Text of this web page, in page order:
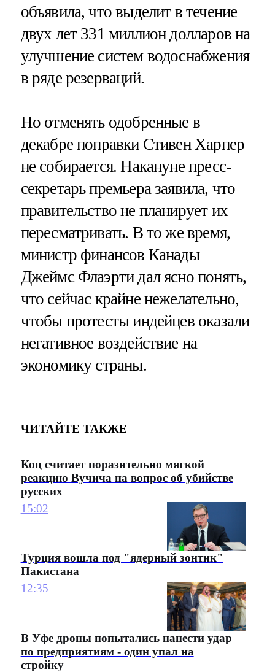
объявила, что выделит в течение
двух лет 331 миллион долларов на
улучшение систем водоснабжения
в ряде резерваций.
Но отменять одобренные в
декабре поправки Стивен Харпер
не собирается. Накануне пресс-
секретарь премьера заявила, что
правительство не планирует их
пересматривать. В то же время,
министр финансов Канады
Джеймс Флаэрти дал ясно понять,
что сейчас крайне нежелательно,
чтобы протесты индейцев оказали
негативное воздействие на
экономику страны.
ЧИТАЙТЕ ТАКЖЕ
Коц считает поразительно мягкой
реакцию Вучича на вопрос об убийстве
русских
15:02
Турция вошла под "ядерный зонтик"
Пакистана
12:35
В Уфе дроны попытались нанести удар
по предприятиям - один упал на
стройку